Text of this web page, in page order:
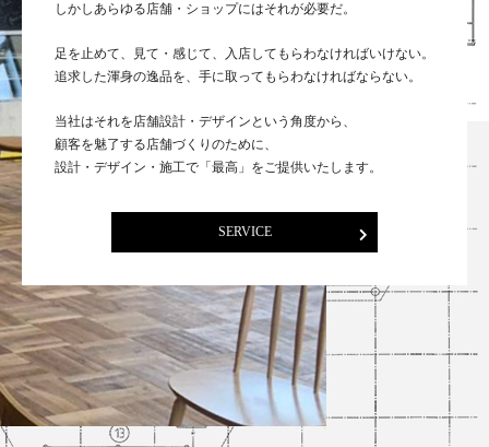
しかしあらゆる店舗・ショップにはそれが必要だ。
足を止めて、見て・感じて、入店してもらわなければいけない。
追求した渾身の逸品を、手に取ってもらわなければならない。
当社はそれを店舗設計・デザインという角度から、
顧客を魅了する店舗づくりのために、
設計・デザイン・施工で「最高」をご提供いたします。
SERVICE